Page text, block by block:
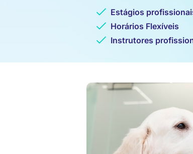
Estágios
Horários Flexíveis
Instrutores